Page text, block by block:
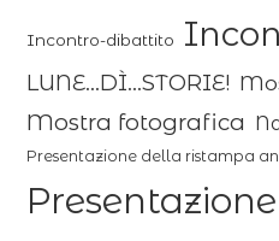
Incontro-dibattito
LUNE...DÌ...STORIE!
Mostra fotografica
Presentazione della ristampa